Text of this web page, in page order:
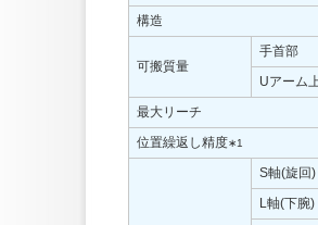
構造
可搬質量
手首部
Uアーム
最大リーチ
位置繰返し精度∗1
S軸(旋回)
L軸(下腕)